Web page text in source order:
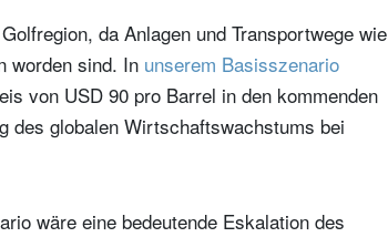
da Anlagen und Transportwege wie
worden sind. In unserem Basisszenario
von USD 90 pro Barrel in den kommenden
des globalen Wirtschaftswachstums bei
wäre eine bedeutende Eskalation des